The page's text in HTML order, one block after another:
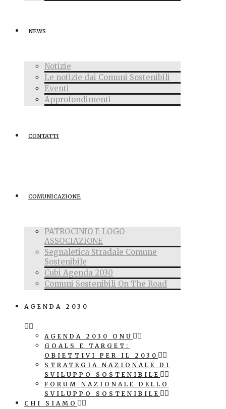
NEWS
Notizie
Le notizie dai Comuni Sostenibili
Eventi
Approfondimenti
CONTATTI
COMUNICAZIONE
PATROCINIO E LOGO
ASSOCIAZIONE
Segnaletica Stradale Comune
Sostenibile
Cubi Agenda 2030
Comuni Sostenibili On The Road
AGENDA 2030
AGENDA 2030 ONU
GOALS E TARGET:
OBIETTIVI PER IL 2030
STRATEGIA NAZIONALE DI
SVILUPPO SOSTENIBILE
FORUM NAZIONALE DELLO
SVILUPPO SOSTENIBILE
CHI SIAMO